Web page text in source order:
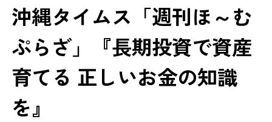
沖縄タイムス「週刊ほ～む
ぷらざ」『長期投資で資産
育てる 正しいお金の知識
を』